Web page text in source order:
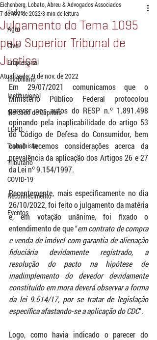
Todos
Agro
Cível
Empresarial
Imobiliário
Institucional
Mercado de Capitais
LGPD
Trabalhista
Tributário
COVID-19
Reconhecimento
Eventos
Julgamento do Tema 1095
pelo Superior Tribunal de
Justiça
Eichenberg, Lobato, Abreu & Advogados Associados
7 de nov. de 2022 3 min de leitura
Atualizado:9 de nov. de 2022
Em 29/07/2021 comunicamos que o
Ministério Público Federal protocolou
parecer nos autos do RESP n.º 1.891.498
opinando pela inaplicabilidade do artigo 53
do Código de Defesa do Consumidor, bem
como tecemos considerações acerca da
prevalência da aplicação dos Artigos 26 e 27
da Lei nº 9.154/1997.
Recentemente, mais especificamente no dia
26/10/2022, foi feito o julgamento da matéria
e, em votação unânime, foi fixado o
entendimento de que “em contrato de compra
e venda de imóvel com garantia de alienação
fiduciária devidamente registrado, a
resolução do pacto na hipótese de
inadimplemento do devedor devidamente
constituído em mora deverá observar a forma
da lei 9.514/17, por se tratar de legislação
específica afastando-se a aplicação do CDC”.
Logo, como havia indicado o parecer do